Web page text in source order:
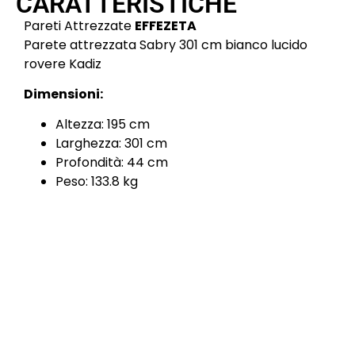
Pareti Attrezzate EFFEZETA
Parete attrezzata Sabry 301 cm bianco lucido
rovere Kadiz
Dimensioni:
Altezza: 195 cm
Larghezza: 301 cm
Profondità: 44 cm
Peso: 133.8 kg